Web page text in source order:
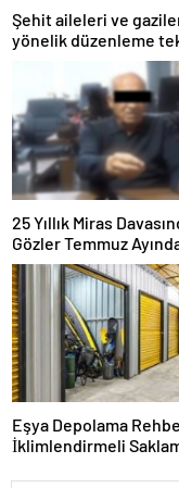
Şehit aileleri ve
yönelik düzenleme
Meclis’te kabul edildi
25 Yıllık Miras
Gözler Temmuz
Karar Duruşmasına
Eşya Depolama
İklimlendirmeli